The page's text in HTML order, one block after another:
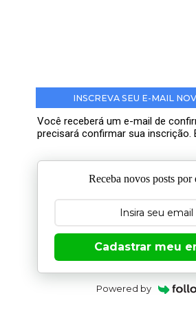
INSCREVA SEU E-MAIL
Você receberá um e-mail de
precisará confirmar sua inscrição.
Receba novos posts por
Cadastrar meu
Powered by